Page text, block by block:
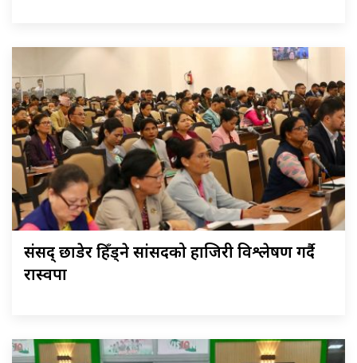
संसद् छाडेर हिँड्ने सांसदको हाजिरी विश्लेषण गर्दै
रास्वपा